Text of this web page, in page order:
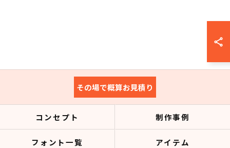
その場で概算お見積り
コンセプト 制作事例
フォント一覧 アイテム